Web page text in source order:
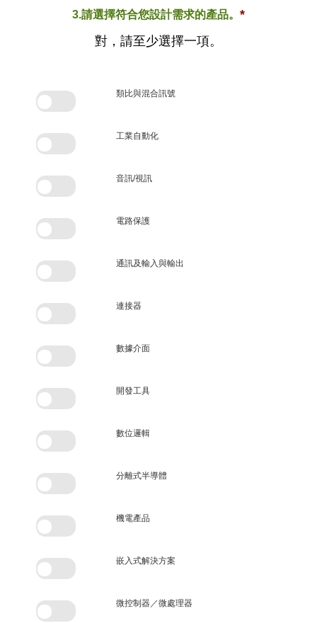
3.請選擇符合您設計需求的產品。*
對，請至少選擇一項。
類比與混合訊號
工業自動化
音訊/視訊
電路保護
通訊及輸入與輸出
連接器
數據介面
開發工具
數位邏輯
分離式半導體
機電產品
嵌入式解決方案
微控制器／微處理器